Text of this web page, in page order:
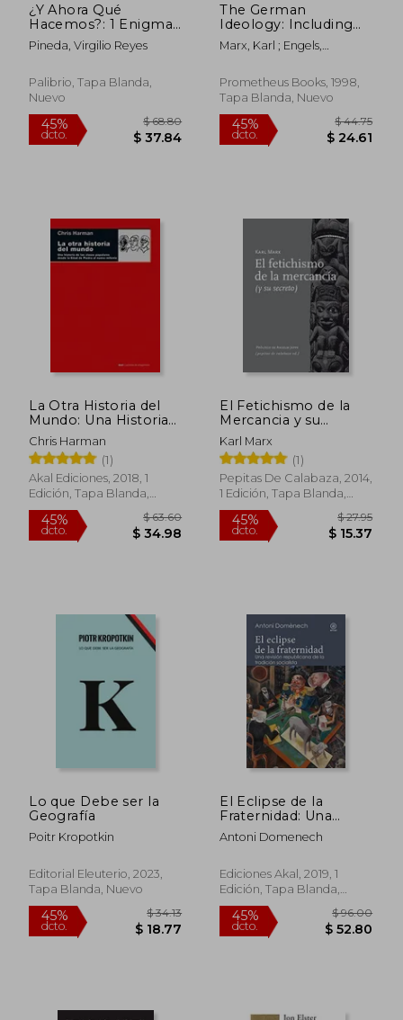
¿Y Ahora Qué
Hacemos?: 1 Enigma
y 4 errores
venezolanos
Pineda, Virgilio Reyes
Palibrio, Tapa Blanda,
Nuevo
The German
Ideology: Including
Theses on Feuerbach
and an Introduction
Political Economy
(Great Books in
Inglés)
Marx, Karl ; Engels,
Prometheus Books, 1998,
Tapa Blanda, Nuevo
45%
dcto.
La Otra Historia del
Mundo: Una Historia
de las Clases
Populares Desde la
Edad de Piedra al
Nuevo Milenio
Chris Harman
(1)
Akal Ediciones, 2018, 1
Edición, Tapa Blanda,
Nuevo
El Fetichismo de la
Mercancia y su
Secreto
Karl Marx
(1)
Pepitas De Calabaza, 2014,
1 Edición, Tapa Blanda,
Nuevo
Lo que Debe ser la
Geografía
Poitr Kropotkin
Editorial Eleuterio, 2023,
Tapa Blanda, Nuevo
El Eclipse de la
Fraternidad: Una
Revisión Republicana
de la Tradición
Antoni Domenech
Ediciones Akal, 2019, 1
Edición, Tapa Blanda,
Nuevo